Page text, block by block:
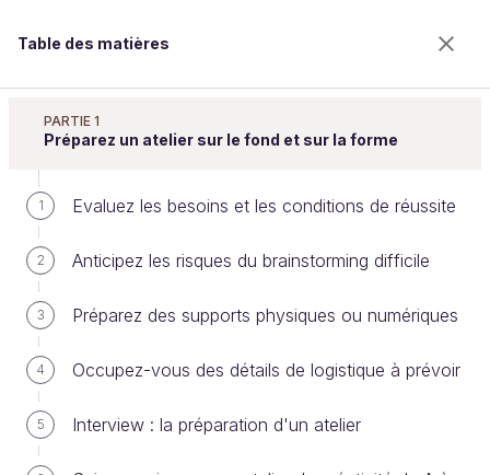
Table des matières
PARTIE 1
Préparez un atelier sur le fond et sur la forme
1 Evaluez les besoins et les conditions de réussite
2 Anticipez les risques du brainstorming difficile
3 Préparez des supports physiques ou numériques
4 Occupez-vous des détails de logistique à prévoir
5 Interview : la préparation d'un atelier
Prenez en compte le retour des
participants
Bienvenue sur l’école 100% en ligne des métiers qui
ont de l’avenir.
Bénéficiez gratuitement de toutes les fonctionnalités
de ce cours (quiz, vidéos, accès illimité à tous les
chapitres) avec un compte.